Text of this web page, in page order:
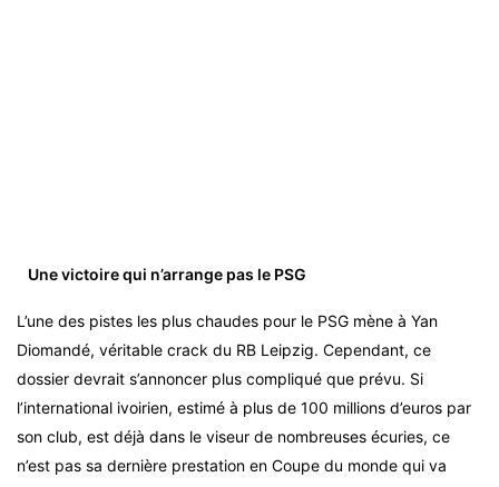
Une victoire qui n’arrange pas le PSG
L’une des pistes les plus chaudes pour le PSG mène à Yan
Diomandé, véritable crack du RB Leipzig. Cependant, ce
dossier devrait s’annoncer plus compliqué que prévu. Si
l’international ivoirien, estimé à plus de 100 millions d’euros par
son club, est déjà dans le viseur de nombreuses écuries, ce
n’est pas sa dernière prestation en Coupe du monde qui va